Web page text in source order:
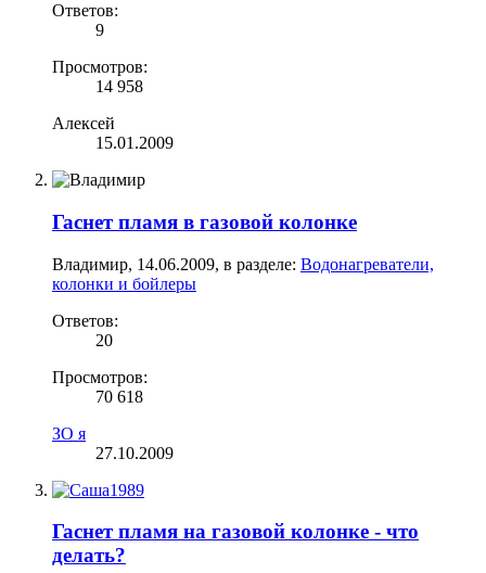
Ответов:
9
Просмотров:
14 958
Алексей
15.01.2009
Гаснет пламя в газовой колонке
Владимир, 14.06.2009, в разделе: Водонагреватели,
колонки и бойлеры
Ответов:
20
Просмотров:
70 618
ЗО я
27.10.2009
Гаснет пламя на газовой колонке - что
делать?